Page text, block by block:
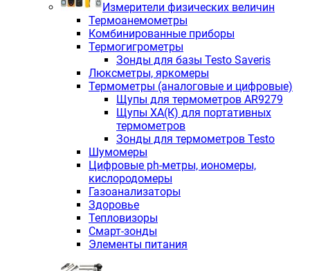
Измерители физических величин
Термоанемометры
Комбинированные приборы
Термогигрометры
Зонды для базы Testo Saveris
Люксметры, яркомеры
Термометры (аналоговые и цифровые)
Щупы для термометров AR9279
Щупы ХА(К) для портативных
термометров
Зонды для термометров Testo
Шумомеры
Цифровые ph-метры, иономеры,
кислородомеры
Газоанализаторы
Здоровье
Тепловизоры
Смарт-зонды
Элементы питания